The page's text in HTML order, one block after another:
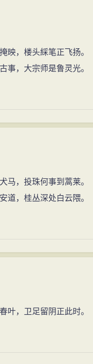
映，楼头綵笔正飞扬。
事，大宗师是鲁灵光。
马，投珠何事到蒿莱。
道，桂丛深处白云隈。
叶，卫足留阴正此时。